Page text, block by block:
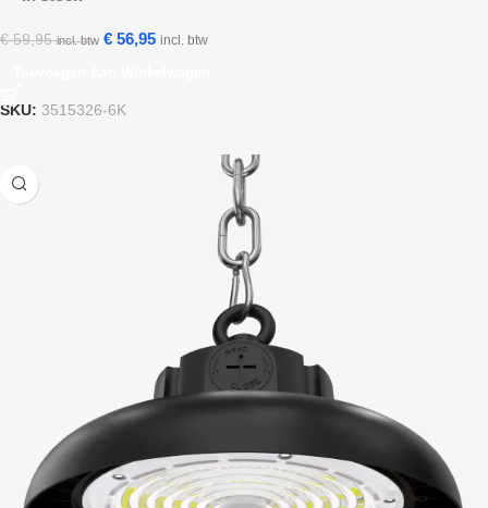
€59,95 incl. btw € 56,95 incl. btw
SKU: 3515326-6K